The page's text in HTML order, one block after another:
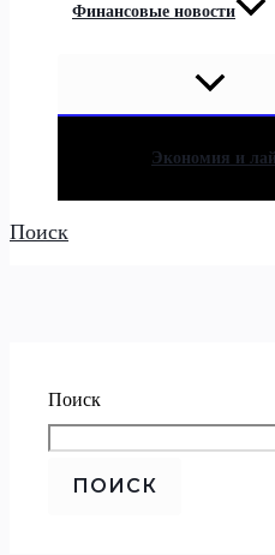
Финансовые новости
Экономия и
Поиск
Поиск
ПОИСК